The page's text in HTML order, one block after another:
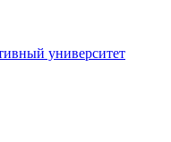
университет